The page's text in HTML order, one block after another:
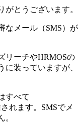
とうございます。
なメール（SMS）が
リーチやHRMOSの
装っていますが、
すべて
れます。SMSでメ
。